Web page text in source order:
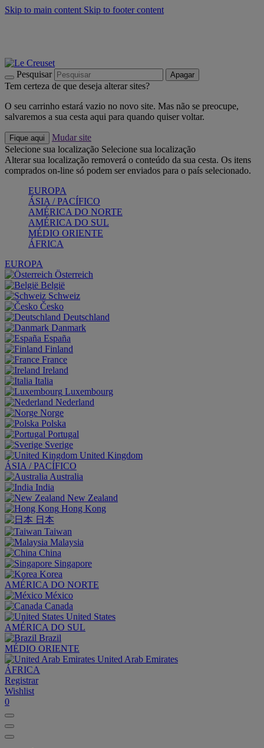
Skip to main content Skip to footer content
Pesquisar Apagar
Tem certeza de que deseja alterar sites?
O seu carrinho estará vazio no novo site. Mas não se preocupe,
salvaremos a sua cesta aqui para quando quiser voltar.
Fique aqui
Mudar site
Selecione sua localização Selecione sua localização
Alterar sua localização removerá o conteúdo da sua cesta. Os itens
comprados on-line só podem ser enviados para o país selecionado.
EUROPA
ÁSIA / PACÍFICO
AMÉRICA DO NORTE
AMÉRICA DO SUL
MÉDIO ORIENTE
ÁFRICA
EUROPA
Österreich
België
Schweiz
Česko
Deutschland
Danmark
España
Finland
France
Ireland
Italia
Luxembourg
Nederland
Norge
Polska
Portugal
Sverige
United Kingdom
ÁSIA / PACÍFICO
Australia
India
New Zealand
Hong Kong
日本
Taiwan
Malaysia
China
Singapore
Korea
AMÉRICA DO NORTE
México
Canada
United States
AMÉRICA DO SUL
Brazil
MÉDIO ORIENTE
United Arab Emirates
ÁFRICA
Registrar
Wishlist
0